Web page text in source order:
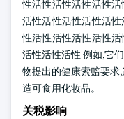
性活性活性活性活性
活性活性活性活性活
性活性活性活性活性
活性活性活性 例如,它
物提出的健康索赔要求
造可食用化妆品。
关税影响